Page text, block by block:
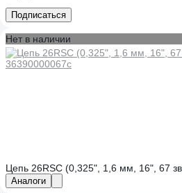
Подписаться
Нет в наличии
Цепь 26RSС (0,325", 1,6 мм, 16", 67
Аналоги